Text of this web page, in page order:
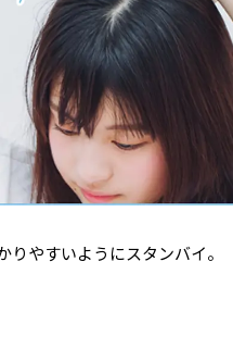
やすいようにスタンバイ。